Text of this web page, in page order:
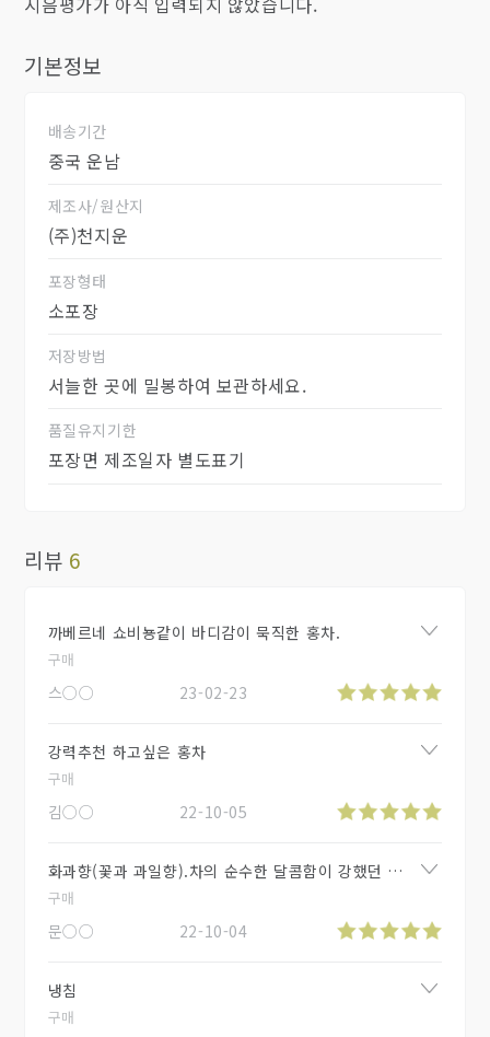
기본정보
배송기간
중국 운남
제조사/원산지
(주)천지운
포장형태
소포장
저장방법
서늘한 곳에 밀봉하여 보관하세요.
품질유지기한
포장면 제조일자 별도표기
리뷰 6
까베르네 쇼비뇽같이 바디감이 묵직한 홍차.
구매
스○○ 23-02-23
강력추천 하고싶은 홍차
구매
김○○ 22-10-05
화과향(꽃과 과일향).차의 순수한 달콤함이 강했던 차 ♥
구매
문○○ 22-10-04
냉침
구매